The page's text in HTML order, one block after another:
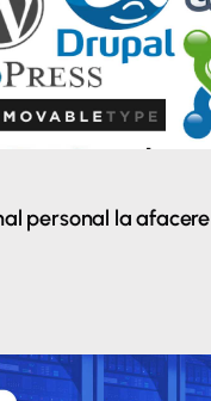
personal la